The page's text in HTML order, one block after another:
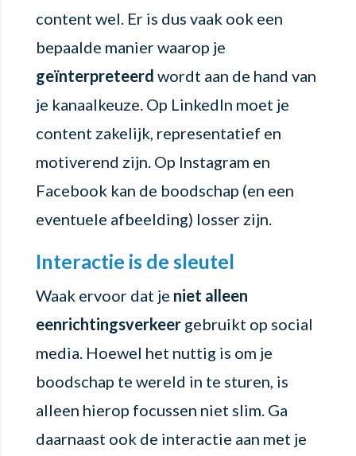
content wel. Er is dus vaak ook een
bepaalde manier waarop je
geïnterpreteerd wordt aan de hand van
je kanaalkeuze. Op LinkedIn moet je
content zakelijk, representatief en
motiverend zijn. Op Instagram en
Facebook kan de boodschap (en een
eventuele afbeelding) losser zijn.
Interactie is de sleutel
Waak ervoor dat je niet alleen
eenrichtingsverkeergebruikt op social
media. Hoewel het nuttig is om je
boodschap te wereld in te sturen, is
alleen hierop focussen niet slim. Ga
daarnaast ook de interactie aan met je